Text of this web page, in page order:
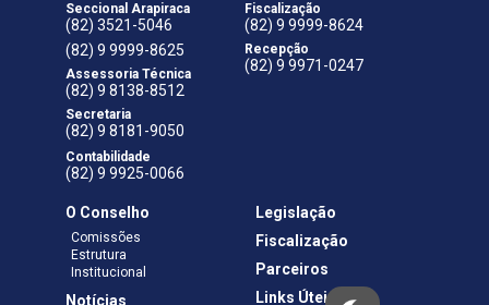
Seccional Arapiraca
(82) 3521-5046
(82) 9 9999-8625
Assessoria Técnica
(82) 9 8138-8512
Secretaria
(82) 9 8181-9050
Contabilidade
(82) 9 9925-0066
Fiscalização
(82) 9 9999-8624
Recepção
(82) 9 9971-0247
O Conselho
Comissões
Estrutura
Institucional
Notícias
Legislação
Fiscalização
Parceiros
Links Úteis